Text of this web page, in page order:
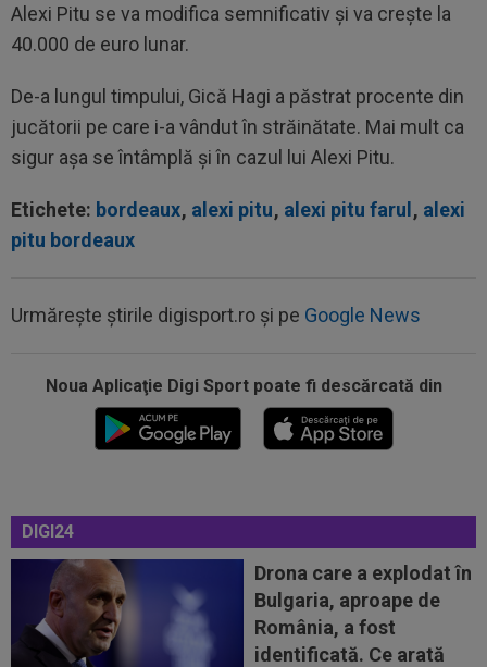
Alexi Pitu se va modifica semnificativ și va crește la
40.000 de euro lunar.
De-a lungul timpului, Gică Hagi a păstrat procente din
jucătorii pe care i-a vândut în străinătate. Mai mult ca
sigur așa se întâmplă și în cazul lui Alexi Pitu.
Etichete: bordeaux, alexi pitu, alexi pitu farul, alexi
pitu bordeaux
Urmărește știrile digisport.ro și pe Google News
Noua Aplicaţie Digi Sport poate fi descărcată din
DIGI24
Drona care a explodat în
Bulgaria, aproape de
România, a fost
identificată. Ce arată
După 1.085 de zile! Adrian Mazilu a dat primul
gol pentru Dinamo și nu s-a...
08:25
Lovitură uriașă: abia transferat de
Trabzonspor, s-a accidentat în minutul 20...
08:10
Noul transfer al lui Real Madrid l-a lăsat
”mască” la debut: Jose Mourinho...